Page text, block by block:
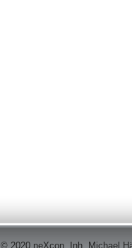
© 2020 neXcon, Inh. Michael